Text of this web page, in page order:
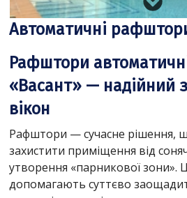
Автоматичні
Рафштори
«Васант» — надійний
вікон
Рафштори — сучасне рішення,
захистити приміщення від
утворення «парникової зони».
допомагають суттєво